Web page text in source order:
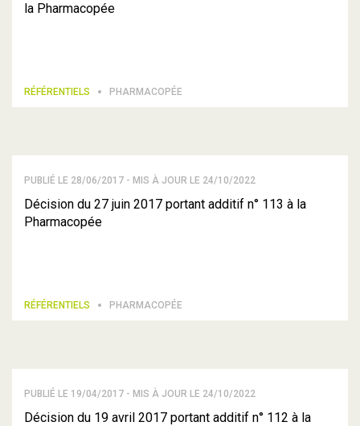
la Pharmacopée
RÉFÉRENTIELS PHARMACOPÉE
PUBLIÉ LE 28/06/2017 - MIS À JOUR LE 24/10/2022
Décision du 27 juin 2017 portant additif n° 113 à la
Pharmacopée
RÉFÉRENTIELS PHARMACOPÉE
PUBLIÉ LE 19/04/2017 - MIS À JOUR LE 24/10/2022
Décision du 19 avril 2017 portant additif n° 112 à la